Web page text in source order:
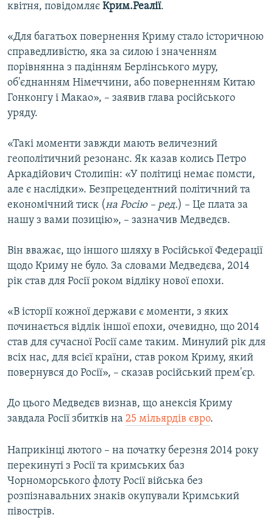
квітня, повідомляє Крим.Реалії.
«Для багатьох повернення Криму стало історичною
справедливістю, яка за силою і значенням
порівнянна з падінням Берлінського муру,
об'єднанням Німеччини, або поверненням Китаю
Гонконгу і Макао», – заявив глава російського
уряду.
«Такі моменти завжди мають величезний
геополітичний резонанс. Як казав колись Петро
Аркадійович Столипін: «У політиці немає помсти,
але є наслідки». Безпрецедентний політичний та
економічний тиск (на Росію – ред.) – Це плата за
нашу з вами позицію», – зазначив Медведєв.
Він вважає, що іншого шляху в Російської Федерації
щодо Криму не було. За словами Медведєва, 2014
рік став для Росії роком відліку нової епохи.
«В історії кожної держави є моменти, з яких
починається відлік іншої епохи, очевидно, що 2014
став для сучасної Росії саме таким. Минулий рік для
всіх нас, для всієї країни, став роком Криму, який
повернувся до Росії», – сказав російський прем'єр.
До цього Медведєв визнав, що анексія Криму
завдала Росії збитків на 25 мільярдів євро.
Наприкінці лютого – на початку березня 2014 року
перекинуті з Росії та кримських баз
Чорноморського флоту Росії війська без
розпізнавальних знаків окупували Кримський
півострів.